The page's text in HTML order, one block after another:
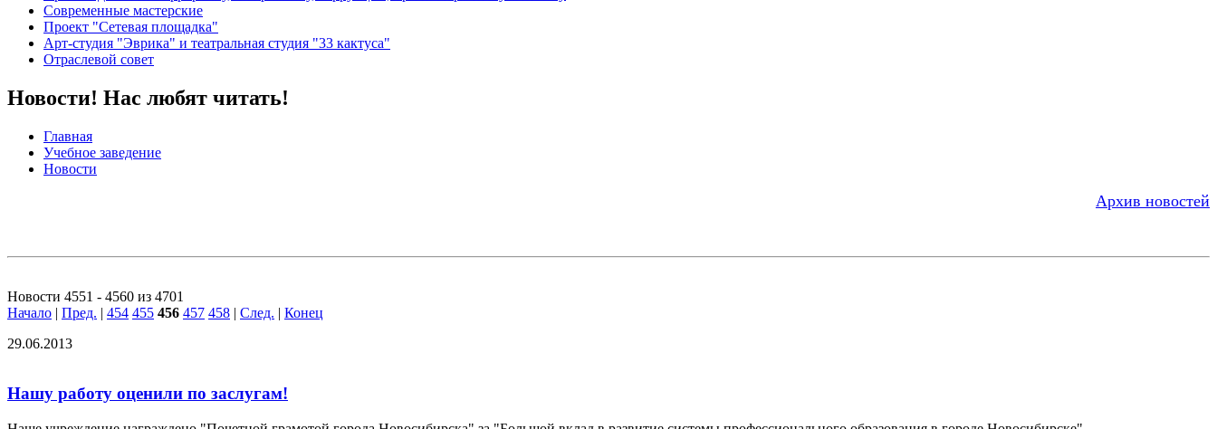
Современные мастерские
Проект "Сетевая площадка"
Арт-студия "Эврика" и театральная студия "33 кактуса"
Отраслевой совет
Новости! Нас любят читать!
Главная
Учебное заведение
Новости
Архив новостей
Новости 4551 - 4560 из 4701
Начало | Пред. | 454 455 456 457 458 | След. | Конец
29.06.2013
Нашу работу оценили по заслугам!